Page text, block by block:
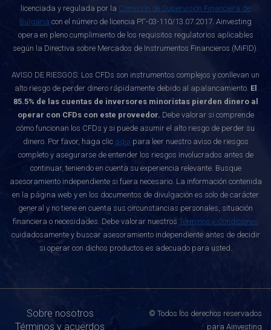
licenciada y regulada por la Comisión de Supervisión Financiera de
Bulgaria con el número de licencia РГ-03-110/13.07.2017. Ainvesting
opera en pleno cumplimiento de los requisitos regulatorios aplicables
según la Directiva sobre Mercados de Instrumentos Financieros (MiFID).
AVISO DE RIESGOS: Los CFDs son instrumentos complejos y conllevan un
alto riesgo de perder dinero rápidamente debido al apalancamiento. El
85.5% de las cuentas de inversores minoristas pierden dinero al
operar con CFDs con este proveedor. Debe valorar si comprende
cómo funcionan los CFDs y si puede asumir el alto riesgo de perder su
dinero. Por favor, haga clic aquípara leer nuestro aviso de riesgos
completo y asegurarse de entender los riesgos involucrados antes de
continuar, teniendo en cuenta su experiencia relevante. Busque
asesoramiento independiente si fuera necesario. La información contenida
en la página web y en los documentos de divulgación es solo de carácter
general y no tiene en cuenta sus circunstancias personales, situación
financiera o necesidades. Debe valorar nuestros Términos y Condiciones
cuidadosamente y buscar asesoramiento independiente antes de decidir
si operar con dichos productos es adecuado para usted.
Sobre nosotros
Términos y acuerdos
© Todos los derechos reservados
para Ainvesting